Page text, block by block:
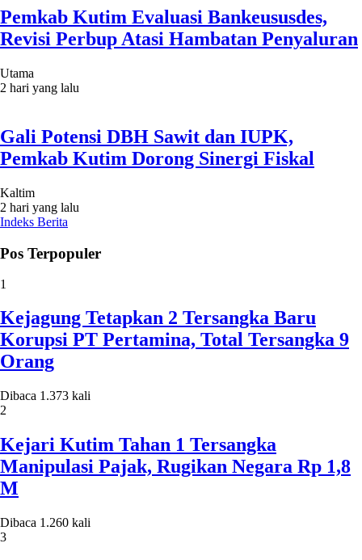
Pemkab Kutim Evaluasi Bankeususdes,
Revisi Perbup Atasi Hambatan Penyaluran
Utama
2 hari yang lalu
Gali Potensi DBH Sawit dan IUPK,
Pemkab Kutim Dorong Sinergi Fiskal
Kaltim
2 hari yang lalu
Indeks Berita
Pos Terpopuler
1
Kejagung Tetapkan 2 Tersangka Baru
Korupsi PT Pertamina, Total Tersangka 9
Orang
Dibaca 1.373 kali
2
Kejari Kutim Tahan 1 Tersangka
Manipulasi Pajak, Rugikan Negara Rp 1,8
M
Dibaca 1.260 kali
3